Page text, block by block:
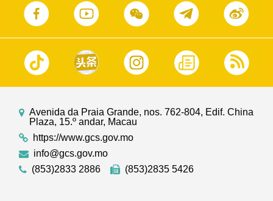
Avenida da Praia Grande, nos. 762-804, Edif. China
Plaza, 15.º andar, Macau
https://www.gcs.gov.mo
info@gcs.gov.mo
(853)2833 2886
(853)2835 5426